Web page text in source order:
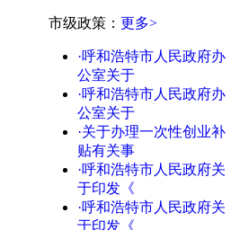
市级政策： 更多>
·呼和浩特市人民政府办
公室关于
·呼和浩特市人民政府办
公室关于
·关于办理一次性创业补
贴有关事
·呼和浩特市人民政府关
于印发《
·呼和浩特市人民政府关
于印发《